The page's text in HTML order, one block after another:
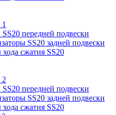
передней подвески
SS20 задней подвески
сжатия SS20
2
передней подвески
SS20 задней подвески
сжатия SS20